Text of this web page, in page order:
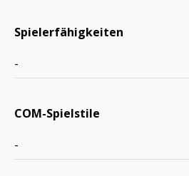
Spielerfähigkeiten
-
COM-Spielstile
-